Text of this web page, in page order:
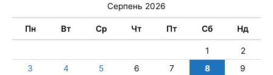
Серпень 2026
Пн Вт Ср Чт Пт Сб Нд
1
2
3
4 5 6 7 8
9